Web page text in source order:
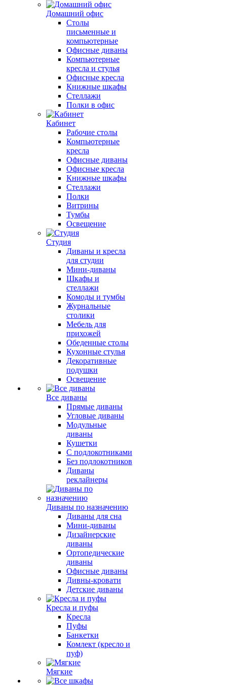
Домашний офис
Столы
письменные и
компьютерные
Офисные диваны
Компьютерные
кресла и стулья
Офисные кресла
Книжные шкафы
Стеллажи
Полки в офис
Кабинет
Рабочие столы
Компьютерные
кресла
Офисные диваны
Офисные кресла
Книжные шкафы
Стеллажи
Полки
Витрины
Тумбы
Освещение
Студия
Диваны и кресла
для студии
Мини-диваны
Шкафы и
стеллажи
Комоды и тумбы
Журнальные
столики
Мебель для
прихожей
Обеденные столы
Кухонные стулья
Декоративные
подушки
Освещение
Все диваны
Прямые диваны
Угловые диваны
Модульные
диваны
Кушетки
С подлокотниками
Без подлокотников
Диваны
реклайнеры
Диваны по назначению
Диваны для сна
Мини-диваны
Дизайнерские
диваны
Ортопедические
диваны
Офисные диваны
Дивны-кровати
Детские диваны
Кресла и пуфы
Кресла
Пуфы
Банкетки
Комлект (кресло и
пуф)
Мягкие